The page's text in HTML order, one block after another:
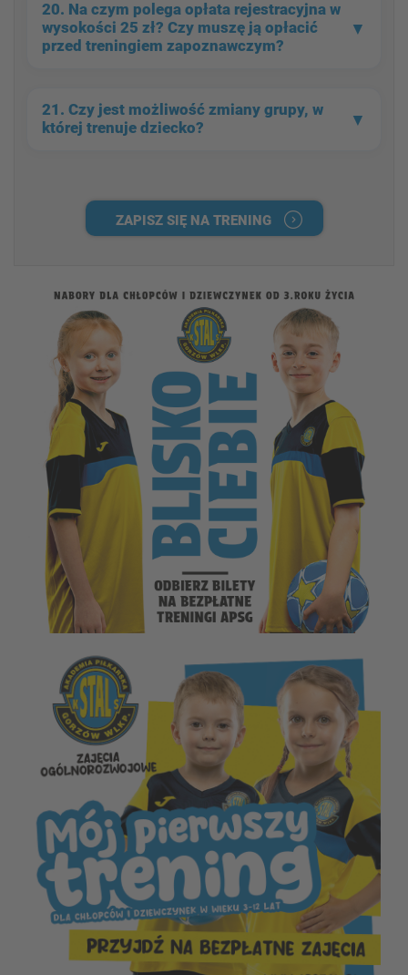
www.obozy.apstal.pl
20. Na czym polega opłata rejestracyjna w
wysokości 25 zł? Czy muszę ją opłacić
przed treningiem zapoznawczym?
▼
21. Czy jest możliwość zmiany grupy, w
której trenuje dziecko?
▼
ZAPISZ SIĘ NA TRENING